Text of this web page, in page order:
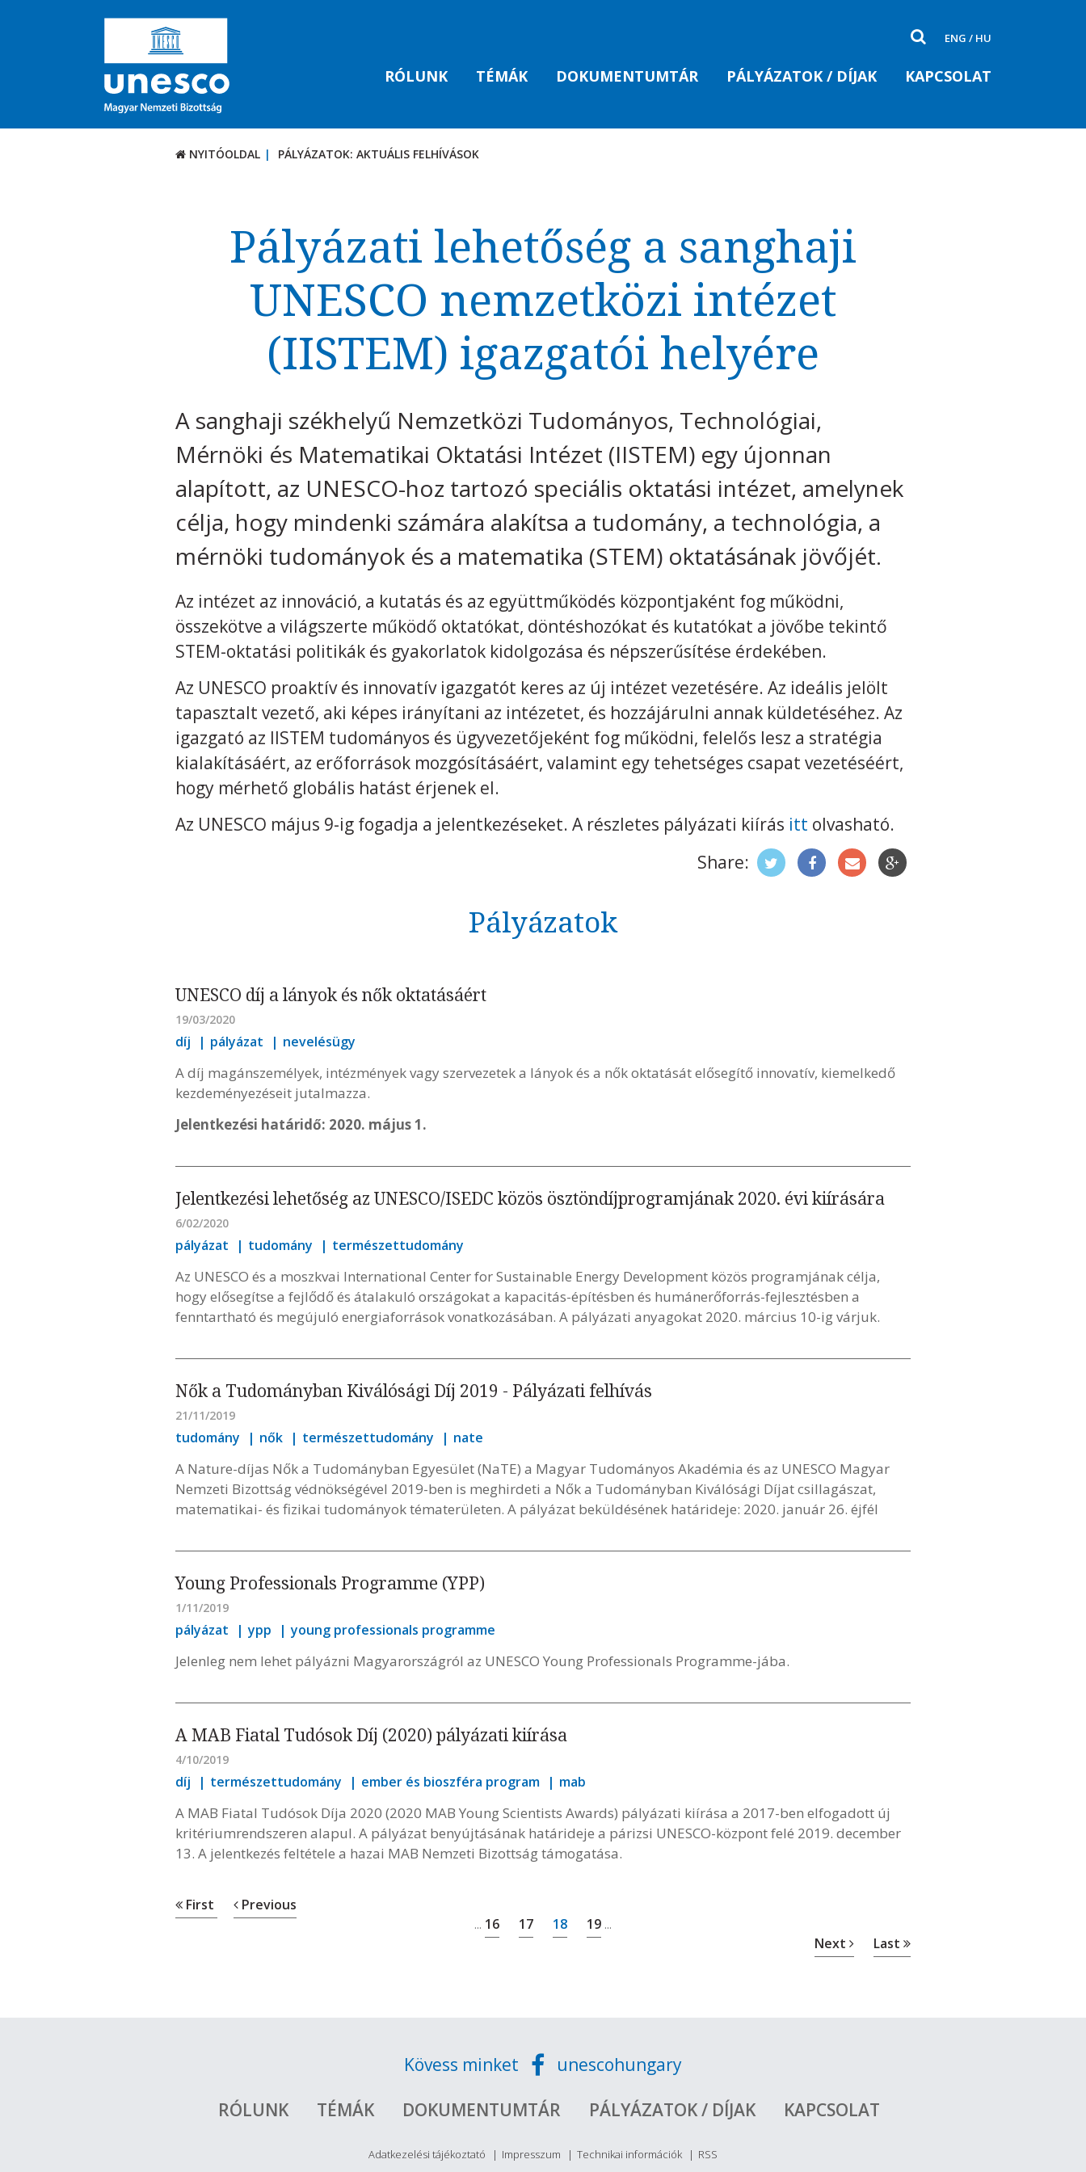
ENG / HU
RÓLUNK TÉMÁK DOKUMENTUMTÁR PÁLYÁZATOK / DÍJAK KAPCSOLAT
PÁLYÁZATOK / DÍJAK
NYITÓOLDAL PÁLYÁZATOK: AKTUÁLIS FELHÍVÁSOK
Pályázati lehetőség a sanghaji
UNESCO nemzetközi intézet
(IISTEM) igazgatói helyére
A sanghaji székhelyű Nemzetközi Tudományos, Technológiai,
Mérnöki és Matematikai Oktatási Intézet (IISTEM) egy újonnan
alapított, az UNESCO-hoz tartozó speciális oktatási intézet, amelynek
célja, hogy mindenki számára alakítsa a tudomány, a technológia, a
mérnöki tudományok és a matematika (STEM) oktatásának jövőjét.
Az intézet az innováció, a kutatás és az együttműködés központjaként fog működni,
összekötve a világszerte működő oktatókat, döntéshozókat és kutatókat a jövőbe tekintő
STEM-oktatási politikák és gyakorlatok kidolgozása és népszerűsítése érdekében.
Az UNESCO proaktív és innovatív igazgatót keres az új intézet vezetésére. Az ideális jelölt
tapasztalt vezető, aki képes irányítani az intézetet, és hozzájárulni annak küldetéséhez. Az
igazgató az IISTEM tudományos és ügyvezetőjeként fog működni, felelős lesz a stratégia
kialakításáért, az erőforrások mozgósításáért, valamint egy tehetséges csapat vezetéséért,
hogy mérhető globális hatást érjenek el.
Az UNESCO május 9-ig fogadja a jelentkezéseket. A részletes pályázati kiírás itt olvasható.
Share:
Pályázatok
UNESCO díj a lányok és nők oktatásáért
19/03/2020
díj pályázat nevelésügy
A díj magánszemélyek, intézmények vagy szervezetek a lányok és a nők oktatását elősegítő innovatív, kiemelkedő
kezdeményezéseit jutalmazza.
Jelentkezési határidő: 2020. május 1.
Jelentkezési lehetőség az UNESCO/ISEDC közös ösztöndíjprogramjának 2020. évi kiírására
6/02/2020
pályázat tudomány természettudomány
Az UNESCO és a moszkvai International Center for Sustainable Energy Development közös programjának célja,
hogy elősegítse a fejlődő és átalakuló országokat a kapacitás-építésben és humánerőforrás-fejlesztésben a
fenntartható és megújuló energiaforrások vonatkozásában. A pályázati anyagokat 2020. március 10-ig várjuk.
Nők a Tudományban Kiválósági Díj 2019 - Pályázati felhívás
21/11/2019
tudomány nők természettudomány nate
A Nature-díjas Nők a Tudományban Egyesület (NaTE) a Magyar Tudományos Akadémia és az UNESCO Magyar
Nemzeti Bizottság védnökségével 2019-ben is meghirdeti a Nők a Tudományban Kiválósági Díjat csillagászat,
matematikai- és fizikai tudományok tématerületen. A pályázat beküldésének határideje: 2020. január 26. éjfél
Young Professionals Programme (YPP)
1/11/2019
pályázat ypp young professionals programme
Jelenleg nem lehet pályázni Magyarországról az UNESCO Young Professionals Programme-jába.
A MAB Fiatal Tudósok Díj (2020) pályázati kiírása
4/10/2019
díj természettudomány ember és bioszféra program mab
A MAB Fiatal Tudósok Díja 2020 (2020 MAB Young Scientists Awards) pályázati kiírása a 2017-ben elfogadott új
kritériumrendszeren alapul. A pályázat benyújtásának határideje a párizsi UNESCO-központ felé 2019. december
13. A jelentkezés feltétele a hazai MAB Nemzeti Bizottság támogatása.
First Previous
... 16 17 18 19 ...
Next Last
Kövess minket
unescohungary
RÓLUNK
TÉMÁK DOKUMENTUMTÁR PÁLYÁZATOK / DÍJAK KAPCSOLAT
Adatkezelési tájékoztató Impresszum Technikai információk RSS